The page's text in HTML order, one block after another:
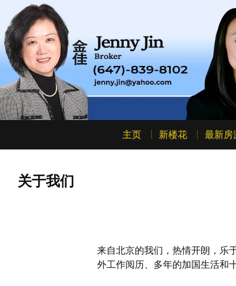
主页 新楼花 最新房
关于我们
来自北京的我们，热情开朗，乐
外工作阅历、多年的加国生活和